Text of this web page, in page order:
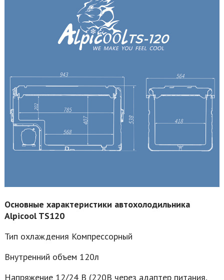
Основные характеристики автохолодильника
Alpicool TS120
Тип охлаждения Компрессорный
Внутренний объем 120л
Напряжение 12/24 В (220В через адаптер питания,